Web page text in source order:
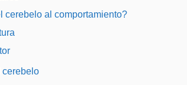
cerebelo al comportamiento?